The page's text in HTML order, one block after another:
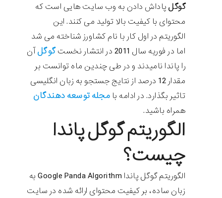
گوگل پاداش دادن به وب سایت هایی است که
محتوای با کیفیت بالا تولید می کنند. این
الگوریتم در اول کار با نام کشاورز شناخته می شد
اما در فوریه سال 2011 در انتشار نخست
گوگلآن
را پاندا نامیدند و در طی چندین ماه توانست بر
مقدار 12 درصد از نتایج جستجو به زبان انگلیسی
تاثیر بگذارد. در ادامه با مجله توسعه دهندگان
همراه باشید.
الگوریتم گوگل پاندا
چیست؟
الگوریتم گوگل پاندا Google Panda Algorithm به
زبان ساده، بر کیفیت محتوای ارائه شده در سایت